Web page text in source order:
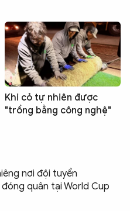
Khi cỏ tự nhiên được
"trồng bằng công nghệ"
nơi đội tuyển
quân tại World Cup